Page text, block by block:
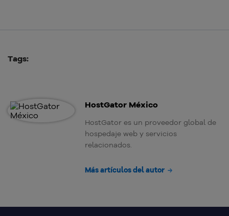
Tags:
HostGator México
HostGator es un proveedor global de
hospedaje web y servicios
relacionados.
Más artículos del autor